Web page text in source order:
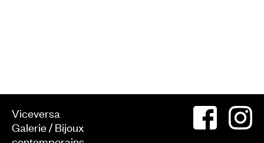
Viceversa
Galerie / Bijoux